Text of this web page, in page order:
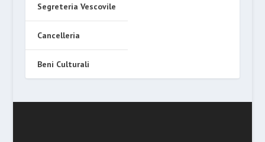
Segreteria Vescovile
Cancelleria
Beni Culturali